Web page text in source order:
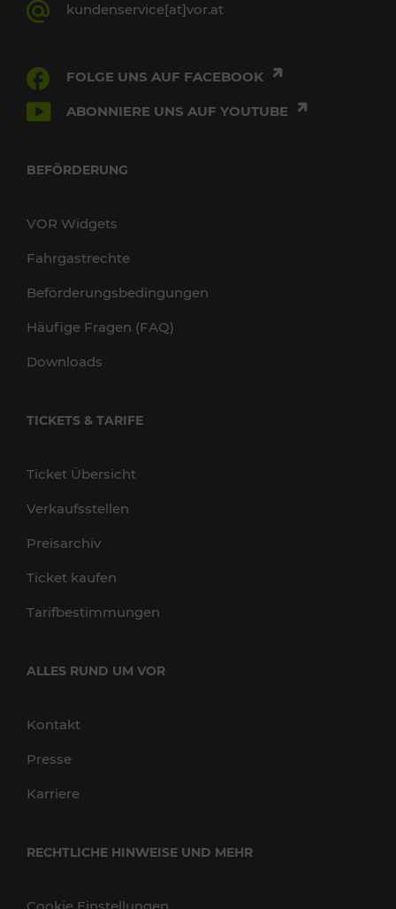
kundenservice[at]vor.at
FOLGE UNS AUF FACEBOOK
ABONNIERE UNS AUF YOUTUBE
BEFÖRDERUNG
VOR Widgets
Fahrgastrechte
Beförderungsbedingungen
Häufige Fragen (FAQ)
Downloads
TICKETS & TARIFE
Ticket Übersicht
Verkaufsstellen
Preisarchiv
Ticket kaufen
Tarifbestimmungen
ALLES RUND UM VOR
Kontakt
Presse
Karriere
RECHTLICHE HINWEISE UND MEHR